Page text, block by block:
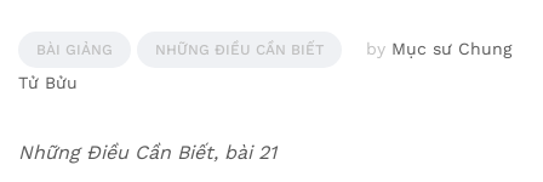
BÀI GIẢNG NHỮNG ĐIỀU CẦN BIẾT by Mục sư Chung
Tử Bửu
Những Điều Cần Biết, bài 21